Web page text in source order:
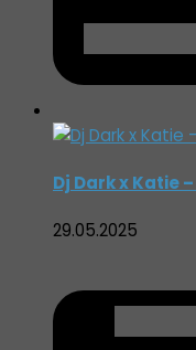
Dj Dark x Katie
29.05.2025